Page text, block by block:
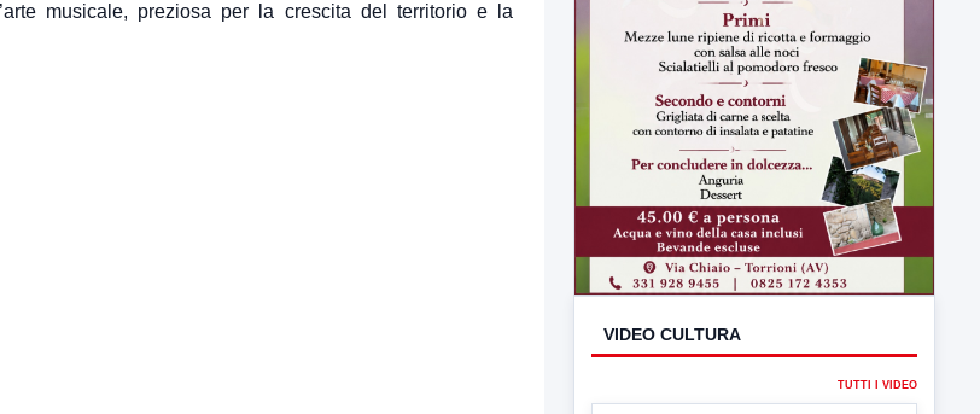
musicale, preziosa per la crescita del territorio e la
VIDEO CULTURA
TUTTI I VIDEO
▶